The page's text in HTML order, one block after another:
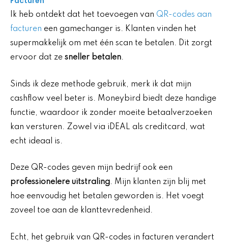
Ik heb ontdekt dat het toevoegen van QR-codes aan
facturen een gamechanger is. Klanten vinden het
supermakkelijk om met één scan te betalen. Dit zorgt
ervoor dat ze sneller betalen.
Sinds ik deze methode gebruik, merk ik dat mijn
cashflow veel beter is. Moneybird biedt deze handige
functie, waardoor ik zonder moeite betaalverzoeken
kan versturen. Zowel via iDEAL als creditcard, wat
echt ideaal is.
Deze QR-codes geven mijn bedrijf ook een
professionelere uitstraling. Mijn klanten zijn blij met
hoe eenvoudig het betalen geworden is. Het voegt
zoveel toe aan de klanttevredenheid.
Echt, het gebruik van QR-codes in facturen verandert